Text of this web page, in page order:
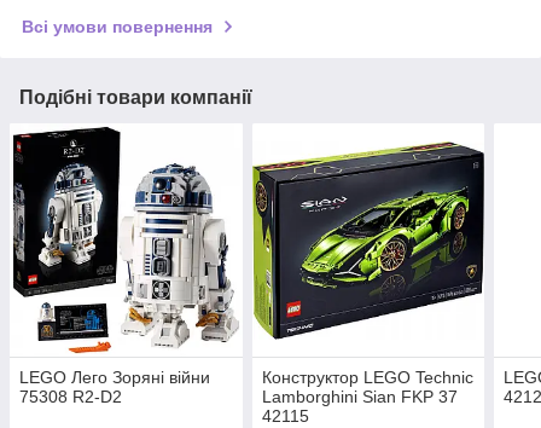
Всі умови повернення
Подібні товари компанії
LEGO Лего Зоряні війни
75308 R2-D2
Конструктор LEGO Technic
Lamborghini Sian FKP 37
42115